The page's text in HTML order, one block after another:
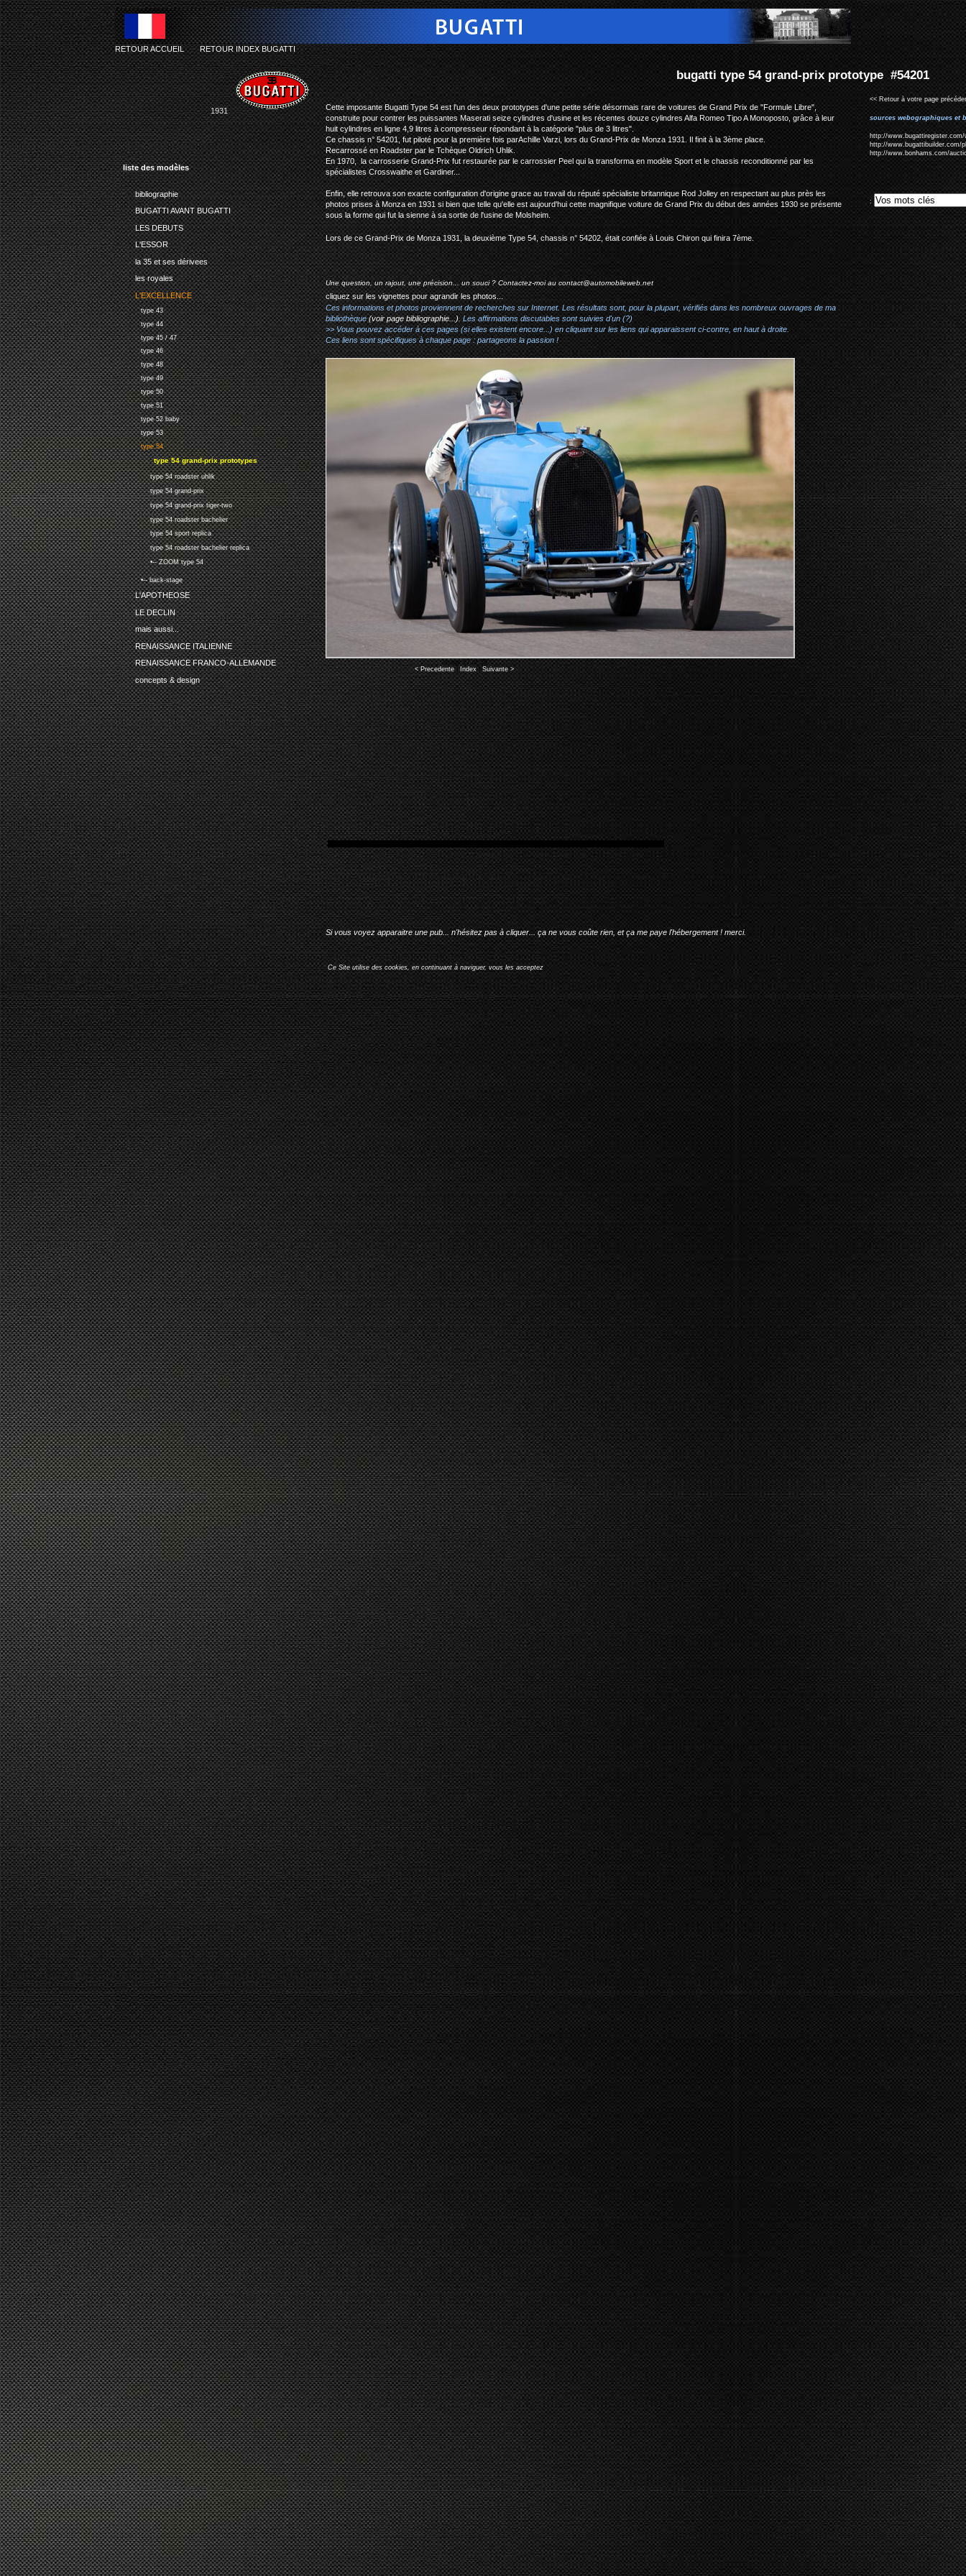
liste des modèles
bibliographie
BUGATTI AVANT BUGATTI
LES DEBUTS
L'ESSOR
la 35 et ses dérivees
les royales
L'EXCELLENCE
type 43
type 44
type 45 / 47
type 46
type 48
type 49
type 50
type 51
type 52 baby
type 53
type 54
type 54 grand-prix prototypes
type 54 roadster uhlik
type 54 grand-prix
type 54 grand-prix tiger-two
type 54 roadster bachelier
type 54 sport replica
type 54 roadster bachelier replica
•-- ZOOM type 54
•-- back-stage
L'APOTHEOSE
LE DECLIN
mais aussi...
RENAISSANCE ITALIENNE
RENAISSANCE FRANCO-ALLEMANDE
concepts & design
bugatti type 54 grand-prix prototype #54201
RETOUR ACCUEIL-RETOUR INDEX BUGATTI
1931
Cette imposante Bugatti Type 54 est l'un des deux prototypes d'une petite série désormais rare de voitures de Grand Prix de "Formule Libre",
construite pour contrer les puissantes Maserati seize cylindres d'usine et les récentes douze cylindres Alfa Romeo Tipo A Monoposto, grâce à leur
huit cylindres en ligne 4,9 litres à compresseur répondant à la catégorie "plus de 3 litres".
Ce chassis n° 54201, fut piloté pour la première fois parAchille Varzi, lors du Grand-Prix de Monza 1931. Il finit à la 3ème place.
Recarrossé en Roadster par le Tchèque Oldrich Uhlik.
En 1970, la carrosserie Grand-Prix fut restaurée par le carrossier Peel qui la transforma en modèle Sport et le chassis reconditionné par les
spécialistes Crosswaithe et Gardiner...
Enfin, elle retrouva son exacte configuration d'origine grace au travail du réputé spécialiste britannique Rod Jolley en respectant au plus près les
photos prises à Monza en 1931 si bien que telle qu'elle est aujourd'hui cette magnifique voiture de Grand Prix du début des années 1930 se présente
sous la forme qui fut la sienne à sa sortie de l'usine de Molsheim.
Lors de ce Grand-Prix de Monza 1931, la deuxième Type 54, chassis n° 54202, était confiée à Louis Chiron qui finira 7ème.
Une question, un rajout, une précision... un souci ? Contactez-moi aucontact@automobileweb.net
cliquez sur les vignettes pour agrandir les photos...
Ces informations et photos proviennent de recherches sur Internet. Les résultats sont, pour la plupart, vérifiés dans les nombreux ouvrages de ma
bibliothèque(voir page bibliographie...). Les affirmations discutables sont suivies d'un (?)
>> Vous pouvez accéder à ces pages (si elles existent encore...) en cliquant sur les liens qui apparaissent ci-contre, en haut à droite.
Ces liens sont spécifiques à chaque page : partageons la passion !
Image 27 of 39
< Precedente| Index | Suivante >
Si vous voyez apparaitre une pub... n'hésitez pas à cliquer... ça ne vous coûte rien, et ça me paye l'hébergement ! merci.
Ce Site utilise des cookies, en continuant à naviguer, vous les acceptez
<< Retour à votre page
sources webographiques et
http://
http://www.bugattibuilder.com/
http://www.bonhams.com/
: